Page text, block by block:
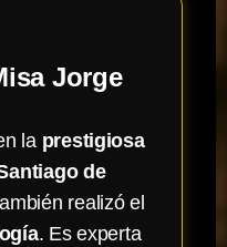
Jorge
la prestigiosa
de
realizó el
. Es experta